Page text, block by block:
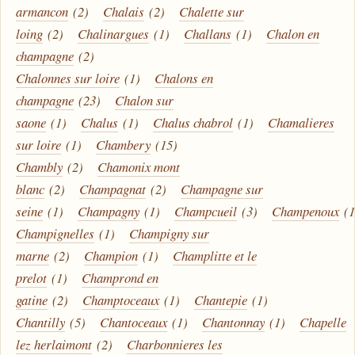
armancon (2) Chalais (2)
Chalette sur
loing (2) Chalinargues (1) Challans (1)
Chalon en
champagne (2)
Chalonnes sur loire (1)
Chalons en
champagne (23)
Chalon sur
saone (1) Chalus (1) Chalus chabrol (1)
Chamalieres
sur loire (1) Chambery (15)
Chambly (2)
Chamonix mont
blanc (2) Champagnat (2)
Champagne sur
seine (1) Champagny (1) Champcueil (3) Champenoux
Champignelles (1)
Champigny sur
marne (2) Champion (1)
Champlitte et le
prelot (1)
Champrond en
gatine (2) Champtoceaux (1) Chantepie (1)
Chantilly (5) Chantoceaux (1) Chantonnay (1)
Chapelle
lez herlaimont (2)
Charbonnieres les